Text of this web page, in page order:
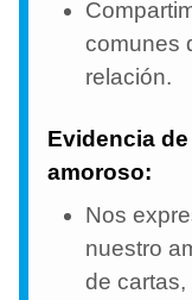
comunes
relación.
Evidencia
amoroso:
Nos
nuestro
de cartas,